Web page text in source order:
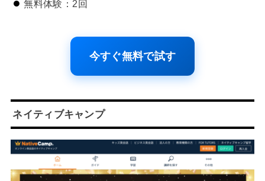
無料体験：2回
今すぐ無料で試す
ネイティブキャンプ